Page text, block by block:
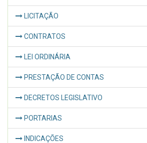
LICITAÇÃO
CONTRATOS
LEI ORDINÁRIA
PRESTAÇÃO DE CONTAS
DECRETOS LEGISLATIVO
PORTARIAS
INDICAÇÕES